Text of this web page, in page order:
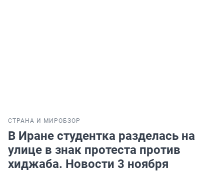
СТРАНА И МИРОБЗОР
В Иране студентка разделась на
улице в знак протеста против
хиджаба. Новости 3 ноября